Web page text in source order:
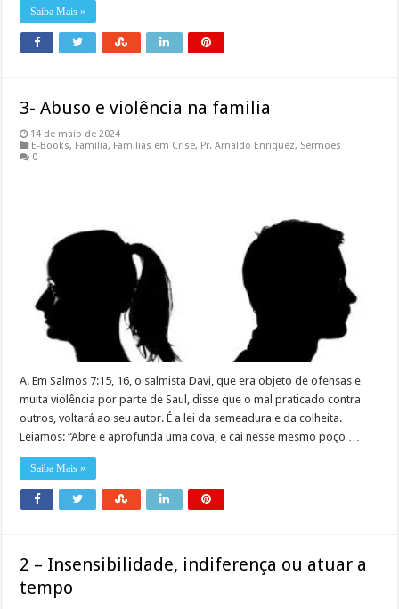
Saiba Mais »
3- Abuso e violência na familia
14 de maio de 2024
E-Books, Família, Familias em Crise, Pr. Arnaldo Enriquez, Sermões
0
A. Em Salmos 7:15, 16, o salmista Davi, que era objeto de ofensas e
muita violência por parte de Saul, disse que o mal praticado contra
outros, voltará ao seu autor. É a lei da semeadura e da colheita.
Leiamos: “Abre e aprofunda uma cova, e cai nesse mesmo poço …
Saiba Mais »
2 – Insensibilidade, indiferença ou atuar a
tempo